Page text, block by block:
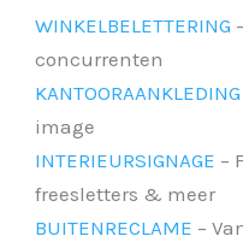
WINKELBELETTERING
concurrenten
KANTOORAANKLEDING
image
INTERIEURSIGNAGE –
freesletters & meer
BUITENRECLAME –